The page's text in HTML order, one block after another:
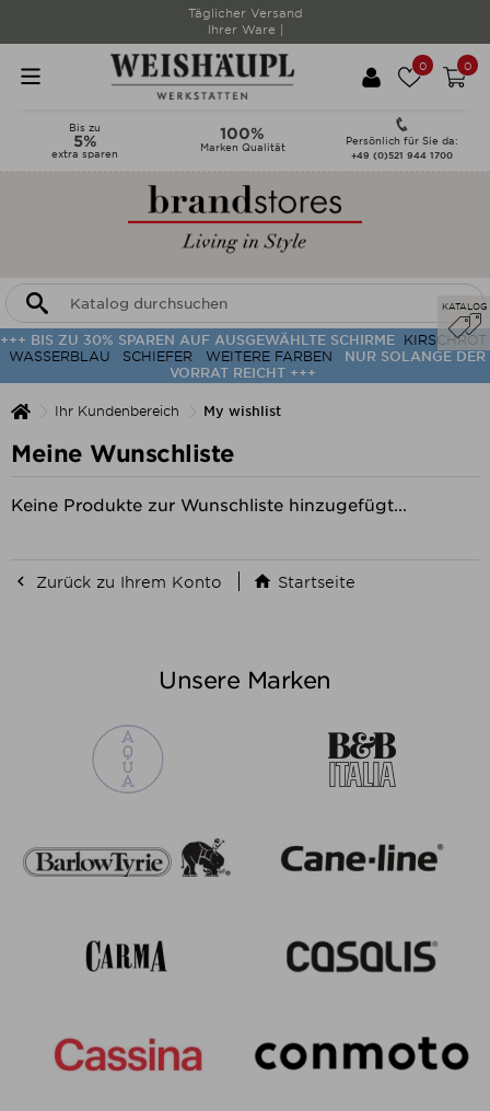
Täglicher Versand
Ihrer Ware |
0 0
Bis zu
5%
extra sparen
100%
Marken Qualität
Persönlich für Sie da:
+49 (0)521 944 1700
+++ BIS ZU 30% SPAREN AUF AUSGEWÄHLTE SCHIRME KIRSCHROT
WASSERBLAU
SCHIEFER WEITERE FARBEN
NUR SOLANGE DER
VORRAT REICHT +++
Ihr Kundenbereich My wishlist
Meine Wunschliste
Keine Produkte zur Wunschliste hinzugefügt...
 Zurück zu Ihrem Konto  Startseite
Unsere Marken
KATALOG